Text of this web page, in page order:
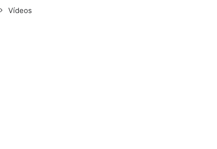
Vídeos